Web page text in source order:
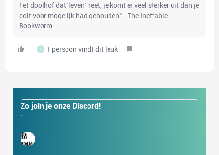
het doolhof dat 'leven' heet, je komt er veel sterker uit dan je
ooit voor mogelijk had gehouden." - The Ineffable
Bookworm
I 1 persoon vindt dit leuk
Zo join je onze Discord!